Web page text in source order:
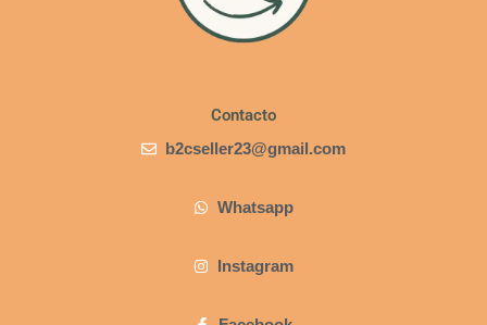
Contacto
b2cseller23@gmail.com
Whatsapp
Instagram